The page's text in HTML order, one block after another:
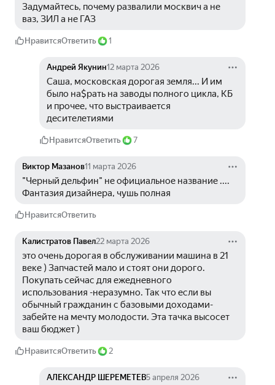
Задумайтесь, почему развалили москвич а не
ваз, ЗИЛ а не ГАЗ
НравитсяОтветить 1
Андрей Якунин12 марта 2026
Саша, московская дорогая земля... И им
было на$рать на заводы полного цикла, КБ
и прочее, что выстраивается
десителетиями
НравитсяОтветить 7
Виктор Мазанов11 марта 2026
"Черный дельфин" не официальное название ....
Фантазия дизайнера, чушь полная
НравитсяОтветить
Калистратов Павел22 марта 2026
это очень дорогая в обслуживании машина в 21
веке ) Запчастей мало и стоят они дорого.
Покупать сейчас для ежедневного
использования -неразумно. Так что если вы
обычный гражданин с базовыми доходами-
забейте на мечту молодости. Эта тачка высосет
ваш бюджет )
НравитсяОтветить 2
АЛЕКСАНДР ШЕРЕМЕТЕВ5 апреля 2026